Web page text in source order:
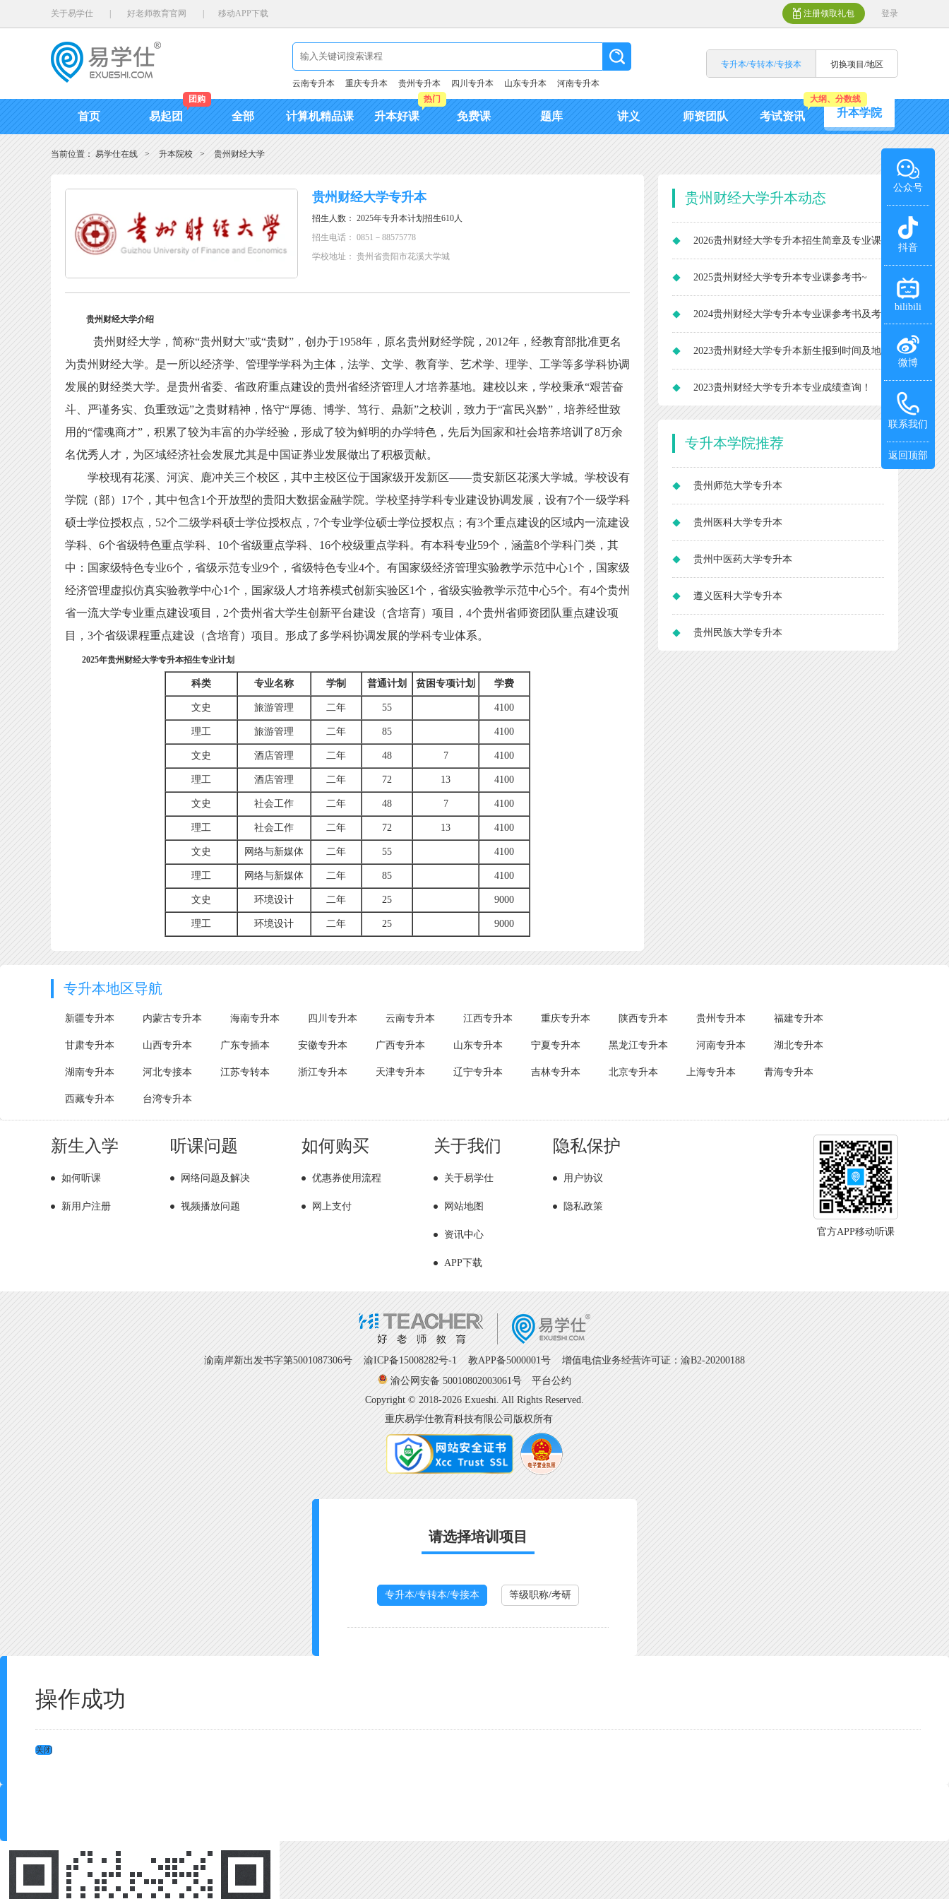
关于易学仕 好老师教育官网 移动APP下载 注册领取礼包 登录
云南专升本 重庆专升本 贵州专升本 四川专升本 山东专升本 河南专升本
专升本/专转本/专接本 切换项目/地区
首页 易起团
团购
全部 计算机精品课 升本好课
热门
免费课 题库 讲义 师资团队 考试资讯
大纲、分数线
升本学院
当前位置： 易学仕在线 > 升本院校 > 贵州财经大学
贵州财经大学专升本
招生人数： 2025年专升本计划招生610人
招生电话： 0851－88575778
学校地址： 贵州省贵阳市花溪大学城
贵州财经大学介绍
贵州财经大学，简称“贵州财大”或“贵财”，创办于1958年，原名贵州财经学院，2012年，经教育部批准更名
为贵州财经大学。是一所以经济学、管理学学科为主体，法学、文学、教育学、艺术学、理学、工学等多学科协调
发展的财经类大学。是贵州省委、省政府重点建设的贵州省经济管理人才培养基地。建校以来，学校秉承“艰苦奋
斗、严谨务实、负重致远”之贵财精神，恪守“厚德、博学、笃行、鼎新”之校训，致力于“富民兴黔”，培养经世致
用的“儒魂商才”，积累了较为丰富的办学经验，形成了较为鲜明的办学特色，先后为国家和社会培养培训了8万余
名优秀人才，为区域经济社会发展尤其是中国证券业发展做出了积极贡献。
学校现有花溪、河滨、鹿冲关三个校区，其中主校区位于国家级开发新区——贵安新区花溪大学城。学校设有
学院（部）17个，其中包含1个开放型的贵阳大数据金融学院。学校坚持学科专业建设协调发展，设有7个一级学科
硕士学位授权点，52个二级学科硕士学位授权点，7个专业学位硕士学位授权点；有3个重点建设的区域内一流建设
学科、6个省级特色重点学科、10个省级重点学科、16个校级重点学科。有本科专业59个，涵盖8个学科门类，其
中：国家级特色专业6个，省级示范专业9个，省级特色专业4个。有国家级经济管理实验教学示范中心1个，国家级
经济管理虚拟仿真实验教学中心1个，国家级人才培养模式创新实验区1个，省级实验教学示范中心5个。有4个贵州
省一流大学专业重点建设项目，2个贵州省大学生创新平台建设（含培育）项目，4个贵州省师资团队重点建设项
目，3个省级课程重点建设（含培育）项目。形成了多学科协调发展的学科专业体系。
2025年贵州财经大学专升本招生专业计划
科类 专业名称 学制 普通计划 贫困专项计划 学费
文史 旅游管理 二年 55 4100
理工 旅游管理 二年 85 4100
文史 酒店管理 二年 48 7 4100
理工 酒店管理 二年 72 13 4100
文史 社会工作 二年 48 7 4100
理工 社会工作 二年 72 13 4100
文史 网络与新媒体 二年 55 4100
理工 网络与新媒体 二年 85 4100
文史 环境设计 二年 25 9000
理工 环境设计 二年 25 9000
贵州财经大学升本动态
2026贵州财经大学专升本招生简章及专业课
参考书
2025贵州财经大学专升本专业课参考书~
2024贵州财经大学专升本专业课参考书及考
试科目
2023贵州财经大学专升本新生报到时间及地
点！
2023贵州财经大学专升本专业成绩查询！
专升本学院推荐
贵州师范大学专升本
贵州医科大学专升本
贵州中医药大学专升本
遵义医科大学专升本
贵州民族大学专升本
专升本地区导航
新疆专升本 内蒙古专升本 海南专升本 四川专升本 云南专升本 江西专升本 重庆专升本 陕西专升本 贵州专升本 福建专升本
甘肃专升本 山西专升本 广东专插本 安徽专升本 广西专升本 山东专升本 宁夏专升本 黑龙江专升本 河南专升本 湖北专升本
湖南专升本 河北专接本 江苏专转本 浙江专升本 天津专升本 辽宁专升本 吉林专升本 北京专升本 上海专升本 青海专升本
西藏专升本 台湾专升本
新生入学
如何听课
新用户注册
听课问题
网络问题及解决
视频播放问题
如何购买
优惠券使用流程
网上支付
关于我们
关于易学仕
网站地图
资讯中心
APP下载
隐私保护
用户协议
隐私政策
官方APP移动听课
渝南岸新出发书字第5001087306号 渝ICP备15008282号-1 教APP备5000001号 增值电信业务经营许可证：渝B2-20200188
渝公网安备 50010802003061号
平台公约
Copyright © 2018-2026 Exueshi. All Rights Reserved.
重庆易学仕教育科技有限公司版权所有
公众号
抖音
bilibili
微博
联系我们
返回顶部
请选择培训项目
专升本/专转本/专接本 等级职称/考研
操作成功
关闭